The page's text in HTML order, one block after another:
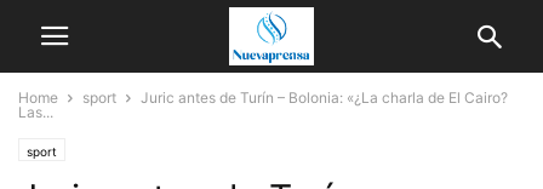
Home sport
Juric antes de Turín – Bolonia: «¿La charla de El Cairo?
Las...
sport